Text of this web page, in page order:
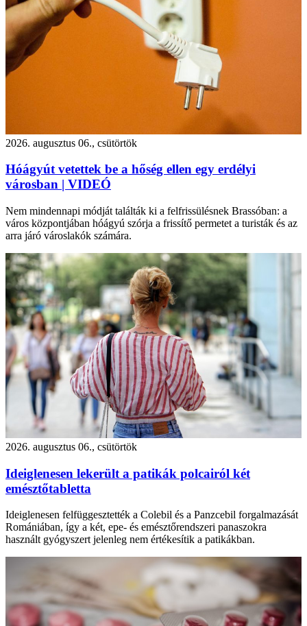
2026. augusztus 06., csütörtök
Hóágyút vetettek be a hőség ellen egy erdélyi
városban | VIDEÓ
Nem mindennapi módját találták ki a felfrissülésnek Brassóban: a
város központjában hóágyú szórja a frissítő permetet a turisták és az
arra járó városlakók számára.
2026. augusztus 06., csütörtök
Ideiglenesen lekerült a patikák polcairól két
emésztőtabletta
Ideiglenesen felfüggesztették a Colebil és a Panzcebil forgalmazását
Romániában, így a két, epe- és emésztőrendszeri panaszokra
használt gyógyszert jelenleg nem értékesítik a patikákban.